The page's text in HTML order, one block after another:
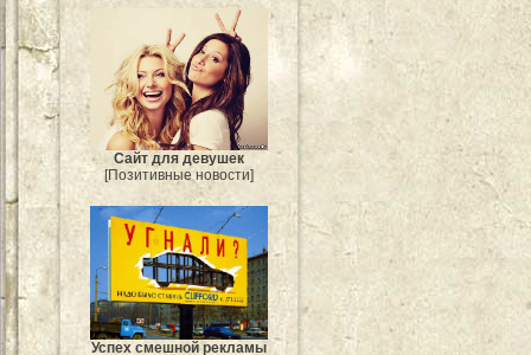
Сайт для девушек
[Позитивные новости]
Успех смешной рекламы